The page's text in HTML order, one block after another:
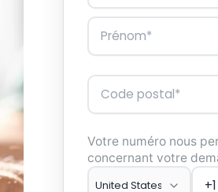
Votre numéro nous
concernant votre